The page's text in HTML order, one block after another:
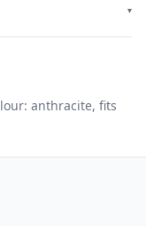
▾
anthracite, fits